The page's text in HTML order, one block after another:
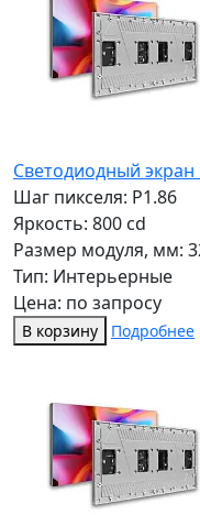
Светодиодный
Шаг пикселя: P1.86
Яркость: 800 cd
Размер модуля, мм:
Тип: Интерьерные
Цена: по запросу
В корзину Подробнее